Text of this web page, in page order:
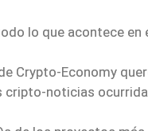
lo que acontece
Crypto-Economy
cripto-noticias